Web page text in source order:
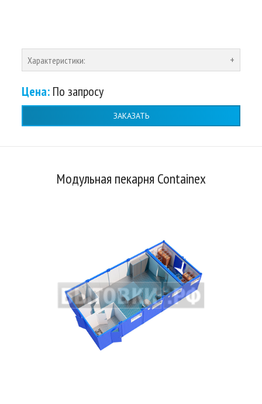
Характеристики:
Цена: По запросу
ЗАКАЗАТЬ
Модульная пекарня Containex